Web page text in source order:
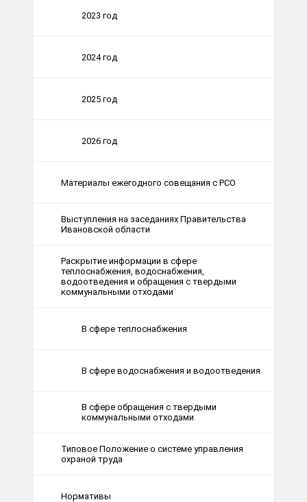
2023 год
2024 год
2025 год
2026 год
Материалы ежегодного совещания с РСО
Выступления на заседаниях Правительства
Ивановской области
Раскрытие информации в сфере
теплоснабжения, водоснабжения,
водоотведения и обращения с твердыми
коммунальными отходами
В сфере теплоснабжения
В сфере водоснабжения и водоотведения
В сфере обращения с твердыми
коммунальными отходами
Типовое Положение о системе управления
охраной труда
Нормативы